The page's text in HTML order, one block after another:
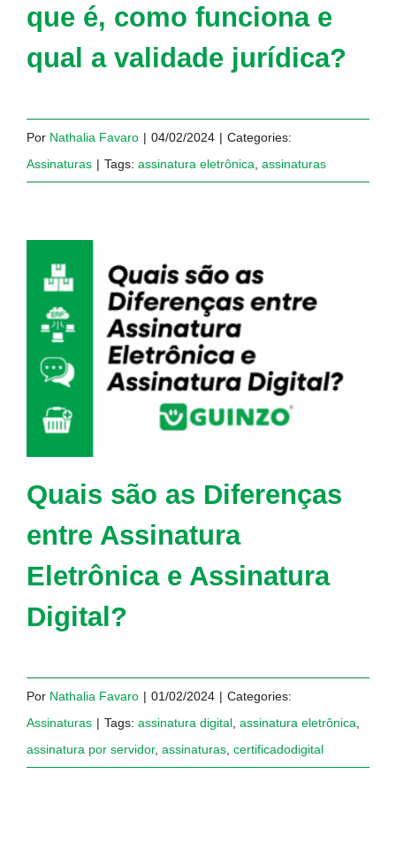
que é, como funciona e
qual a validade jurídica?
Por Nathalia Favaro | 04/02/2024 | Categories:
Assinaturas | Tags: assinatura eletrônica assinaturas
Quais são as Diferenças
entre Assinatura
Eletrônica e Assinatura
Digital?
Por Nathalia Favaro | 01/02/2024 | Categories:
Assinaturas | Tags: assinatura digital assinatura eletrônica
assinatura por servidor, assinaturas certificadodigital